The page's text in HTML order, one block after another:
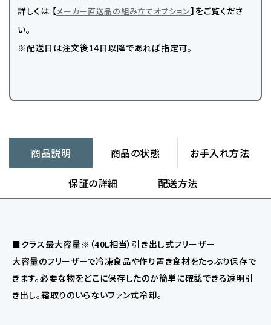
詳しくは 【メーカー直送品の組み立てオプション】をご覧くださ
い。
※配送日は注文後14日以降であれば指定可。
商品説明 商品の状態 お手入れ方法
保証の詳細 配送方法
■クラス最大容量※（40L相当）引き出し式フリーザー
大容量のフリーザーで冷凍食品や作り置き食材をたっぷり保存で
きます。必要な物をどこに保存したのか簡単に確認できる透明引
き出し。霜取りのいらないファン式冷却。